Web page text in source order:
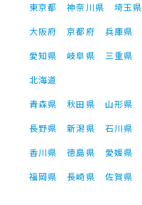
東京都 神奈川県 埼玉県
大阪府 京都府 兵庫県
愛知県 岐阜県 三重県
北海道
青森県 秋田県 山形県
長野県 新潟県 石川県
香川県 徳島県 愛媛県
福岡県 長崎県 佐賀県